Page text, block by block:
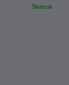
Semua